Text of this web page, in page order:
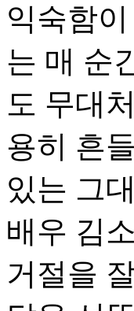
익숙함
는 매 순
도 무대
용히 흔
있는 그
배우 김
거절을